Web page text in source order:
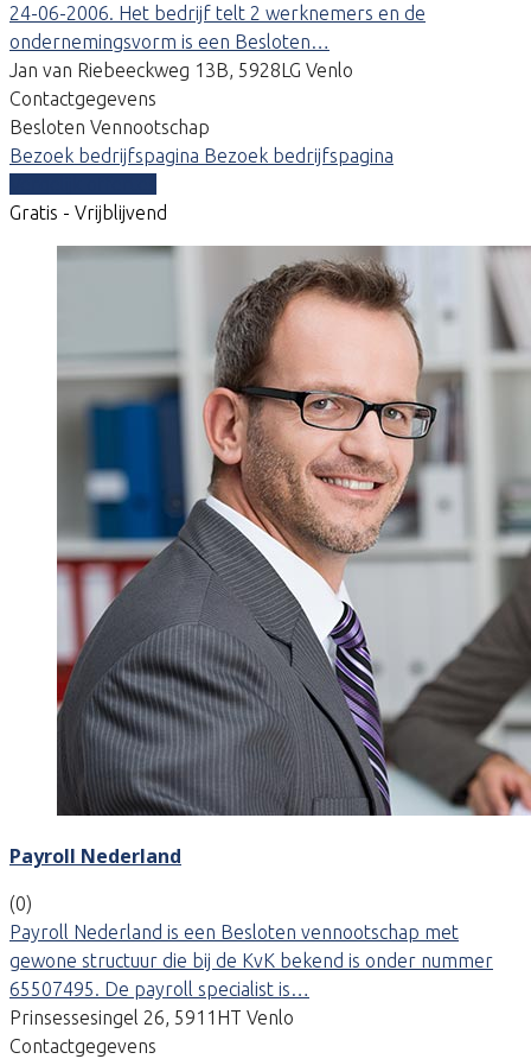
24-06-2006. Het bedrijf telt 2 werknemers en de
ondernemingsvorm is een Besloten…
Jan van Riebeeckweg 13B, 5928LG Venlo
Contactgegevens
Besloten Vennootschap
Bezoek bedrijfspagina Bezoek bedrijfspagina
Gratis - Vrijblijvend
Payroll Nederland
(0)
Payroll Nederland is een Besloten vennootschap met
gewone structuur die bij de KvK bekend is onder nummer
65507495. De payroll specialist is…
Prinsessesingel 26, 5911HT Venlo
Contactgegevens